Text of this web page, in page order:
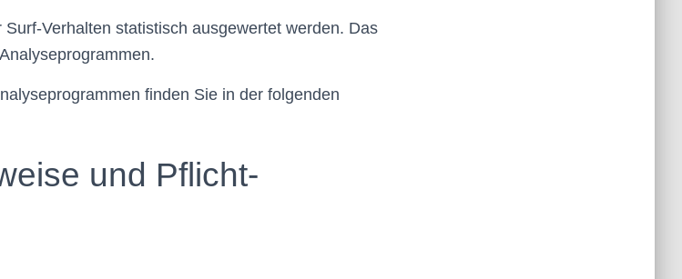
Verhalten statistisch ausgewertet werden. Das
finden Sie in der folgenden
und Pflicht­